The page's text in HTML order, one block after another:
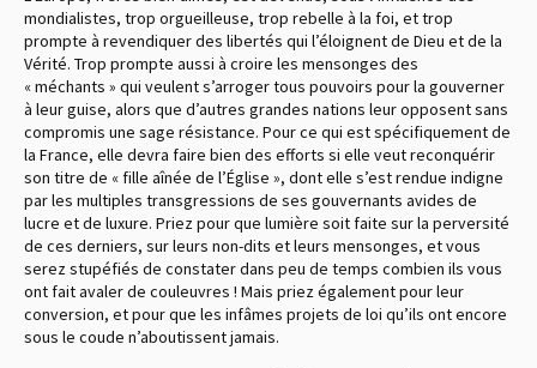
mondialistes, trop orgueilleuse, trop rebelle à la foi, et trop
prompte à revendiquer des libertés qui l’éloignent de Dieu et de la
Vérité. Trop prompte aussi à croire les mensonges des
« méchants » qui veulent s’arroger tous pouvoirs pour la gouverner
à leur guise, alors que d’autres grandes nations leur opposent sans
compromis une sage résistance. Pour ce qui est spécifiquement de
la France, elle devra faire bien des efforts si elle veut reconquérir
son titre de « fille aînée de l’Église », dont elle s’est rendue indigne
par les multiples transgressions de ses gouvernants avides de
lucre et de luxure. Priez pour que lumière soit faite sur la perversité
de ces derniers, sur leurs non-dits et leurs mensonges, et vous
serez stupéfiés de constater dans peu de temps combien ils vous
ont fait avaler de couleuvres ! Mais priez également pour leur
conversion, et pour que les infâmes projets de loi qu’ils ont encore
sous le coude n’aboutissent jamais.